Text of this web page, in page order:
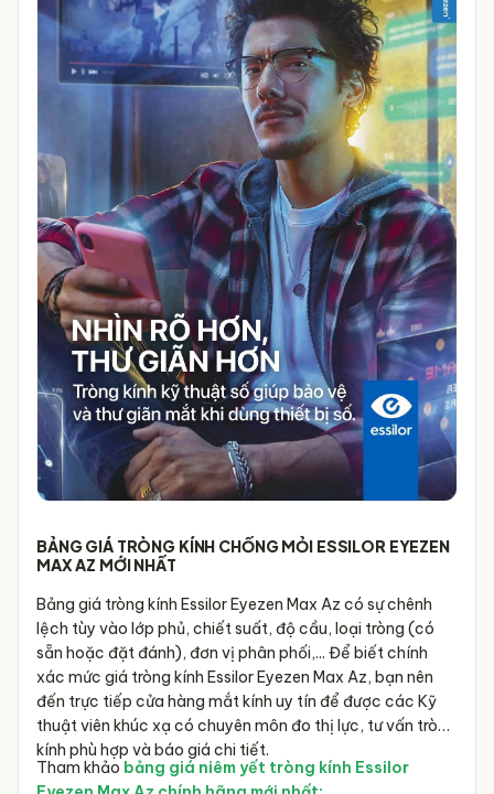
BẢNG GIÁ TRÒNG KÍNH CHỐNG MỎI ESSILOR EYEZEN
MAX AZ MỚI NHẤT
Bảng giá tròng kính Essilor Eyezen Max Az có sự chênh
lệch tùy vào lớp phủ, chiết suất, độ cầu, loại tròng (có
sẵn hoặc đặt đánh), đơn vị phân phối,... Để biết chính
xác mức giá tròng kính Essilor Eyezen Max Az, bạn nên
đến trực tiếp cửa hàng mắt kính uy tín để được các Kỹ
thuật viên khúc xạ có chuyên môn đo thị lực, tư vấn tròng
kính phù hợp và báo giá chi tiết.
Tham khảo bảng giá niêm yết tròng kính Essilor